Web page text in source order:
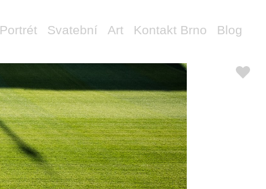
Portrét Svatební Art Kontakt Brno Blog